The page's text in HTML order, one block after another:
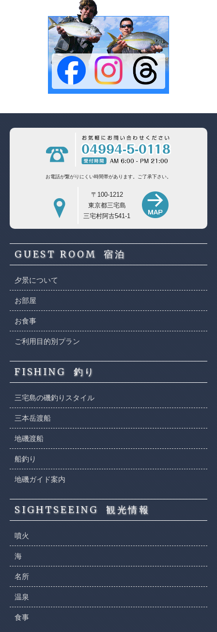
お電話が繋がりにくい時間帯があります。 ご了承下さい。
〒100-1212
東京都三宅島
三宅村阿古541-1
GUEST ROOM 宿泊
夕景について
お部屋
お食事
ご利用目的別プラン
FISHING 釣り
三宅島の磯釣りスタイル
三本岳渡船
地磯渡船
船釣り
地磯ガイド案内
SIGHTSEEING 観光情報
噴火
海
名所
温泉
食事